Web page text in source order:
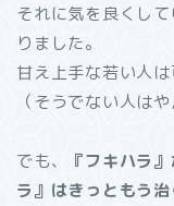
それに気を良くし
りました。
甘え上手な若い人
（そうでない人は
でも、
『フキハラ
ラ』はきっともう治